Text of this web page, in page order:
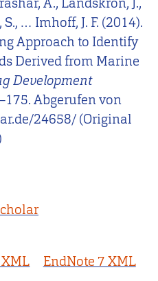
… Imhoff, J. F. (2014).
Approach to Identify
Derived from Marine
Development
Abgerufen von
24658/ (Original
EndNote 7 XML